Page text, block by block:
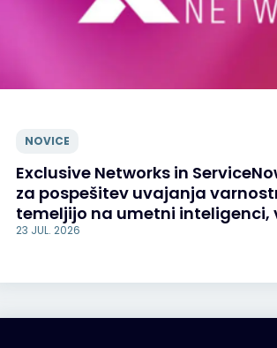
NOVICE
Exclusive Networks in
za pospešitev uvajanja
temeljijo na umetni inteligenci,
23 JUL. 2026